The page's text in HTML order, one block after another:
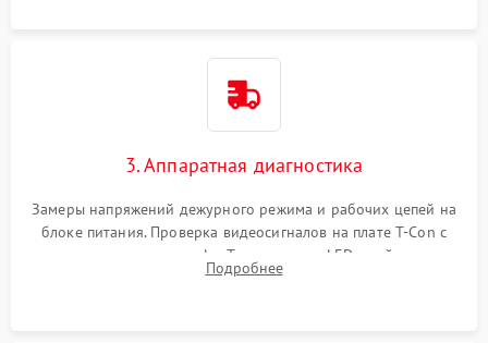
3. Аппаратная диагностика
Замеры напряжений дежурного режима и рабочих цепей на
блоке питания. Проверка видеосигналов на плате T-Con с
помощью осциллографа. Тестирование LED-драйвера и
светодиодных планок подсветки мультиметром.
Подробнее